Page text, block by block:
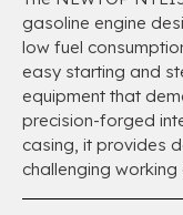
gasoline engine
low fuel
easy starting and
equipment that
precision-forged
casing, it provides
challenging working